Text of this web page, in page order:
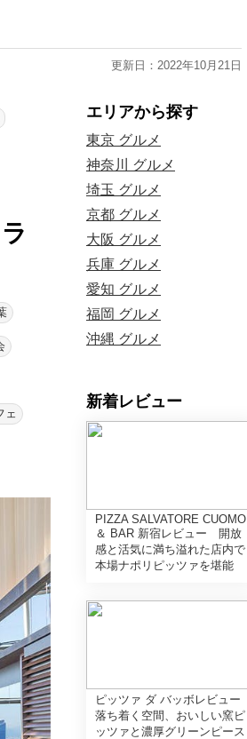
更新日：2022年10月21日
ェ
エリアから探す
東京 グルメ
神奈川 グルメ
埼玉 グルメ
京都 グルメ
大阪 グルメ
兵庫 グルメ
愛知 グルメ
福岡 グルメ
沖縄 グルメ
新着レビュー
PIZZA SALVATORE CUOMO
＆ BAR 新宿レビュー 開放
感と活気に満ち溢れた店内で
本場ナポリピッツァを堪能
ピッツァ ダ バッボレビュー
落ち着く空間、おいしい窯ピ
ッツァと濃厚グリーンピース